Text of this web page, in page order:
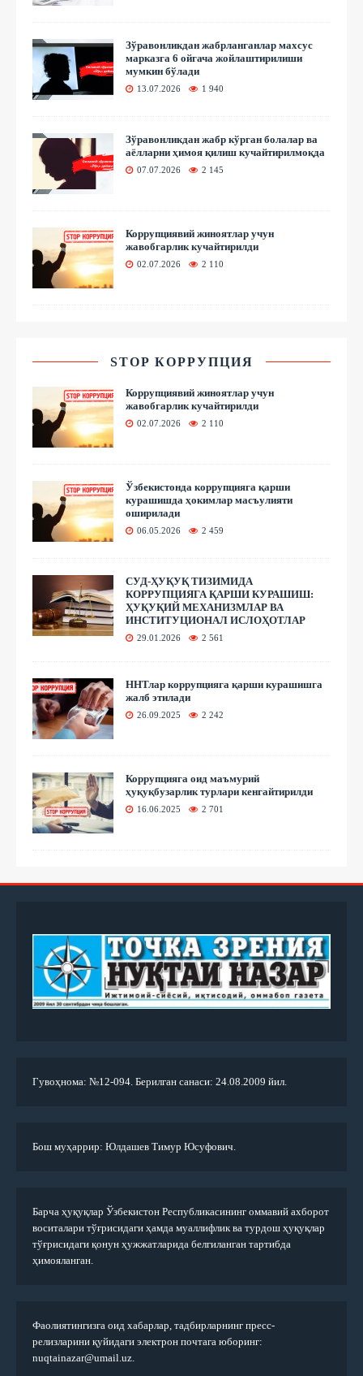
Зўравонликдан жабрланганлар махсус
марказга 6 ойгача жойлаштирилиши
мумкин бўлади
13.07.2026 1 940
Зўравонликдан жабр кўрган болалар ва
аёлларни ҳимоя қилиш кучайтирилмоқда
07.07.2026 2 145
Коррупциявий жиноятлар учун
жавобгарлик кучайтирилди
02.07.2026 2 110
STOP КОРРУПЦИЯ
Коррупциявий жиноятлар учун
жавобгарлик кучайтирилди
02.07.2026 2 110
Ўзбекистонда коррупцияга қарши
курашишда ҳокимлар масъулияти
оширилади
06.05.2026 2 459
СУД-ҲУҚУҚ ТИЗИМИДА
КОРРУПЦИЯГА ҚАРШИ КУРАШИШ:
ҲУҚУҚИЙ МЕХАНИЗМЛАР ВА
ИНСТИТУЦИОНАЛ ИСЛОҲОТЛАР
29.01.2026 2 561
ННТлар коррупцияга қарши курашишга
жалб этилади
26.09.2025 2 242
Коррупцияга оид маъмурий
ҳуқуқбузарлик турлари кенгайтирилди
16.06.2025 2 701
Гувоҳнома: №12-094. Берилган санаси: 24.08.2009 йил.
Бош муҳаррир: Юлдашев Тимур Юсуфович.
Барча ҳуқуқлар Ўзбекистон Республикасининг оммавий ахборот
воситалари тўғрисидаги ҳамда муаллифлик ва турдош ҳуқуқлар
тўғрисидаги қонун ҳужжатларида белгиланган тартибда
ҳимояланган.
Фаолиятингизга оид хабарлар, тадбирларнинг пресс-
релизларини қуйидаги электрон почтага юборинг:
nuqtainazar@umail.uz.